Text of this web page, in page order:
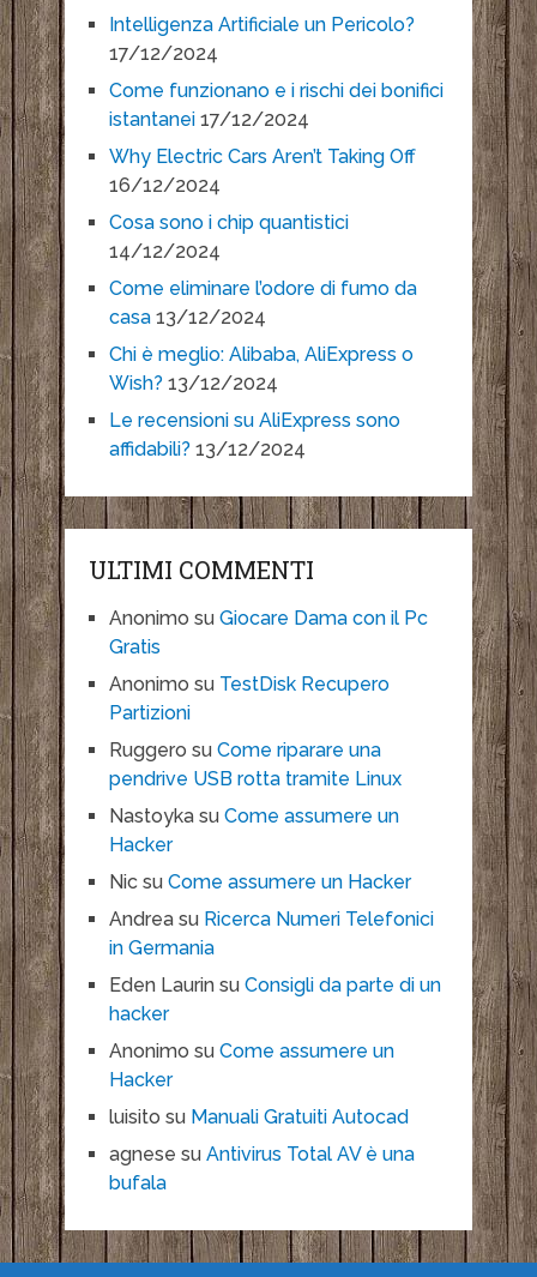
Intelligenza Artificiale un Pericolo?
17/12/2024
Come funzionano e i rischi dei bonifici
istantanei 17/12/2024
Why Electric Cars Aren’t Taking Off
16/12/2024
Cosa sono i chip quantistici
14/12/2024
Come eliminare l’odore di fumo da
casa 13/12/2024
Chi è meglio: Alibaba, AliExpress o
Wish? 13/12/2024
Le recensioni su AliExpress sono
affidabili? 13/12/2024
ULTIMI COMMENTI
Anonimo su Giocare Dama con il Pc
Gratis
Anonimo su TestDisk Recupero
Partizioni
Ruggero su Come riparare una
pendrive USB rotta tramite Linux
Nastoykasu Come assumere un
Hacker
Nicsu Come assumere un Hacker
Andreasu Ricerca Numeri Telefonici
in Germania
Eden Laurinsu Consigli da parte di un
hacker
Anonimo su Come assumere un
Hacker
luisito su Manuali Gratuiti Autocad
agnese su Antivirus Total AV è una
bufala